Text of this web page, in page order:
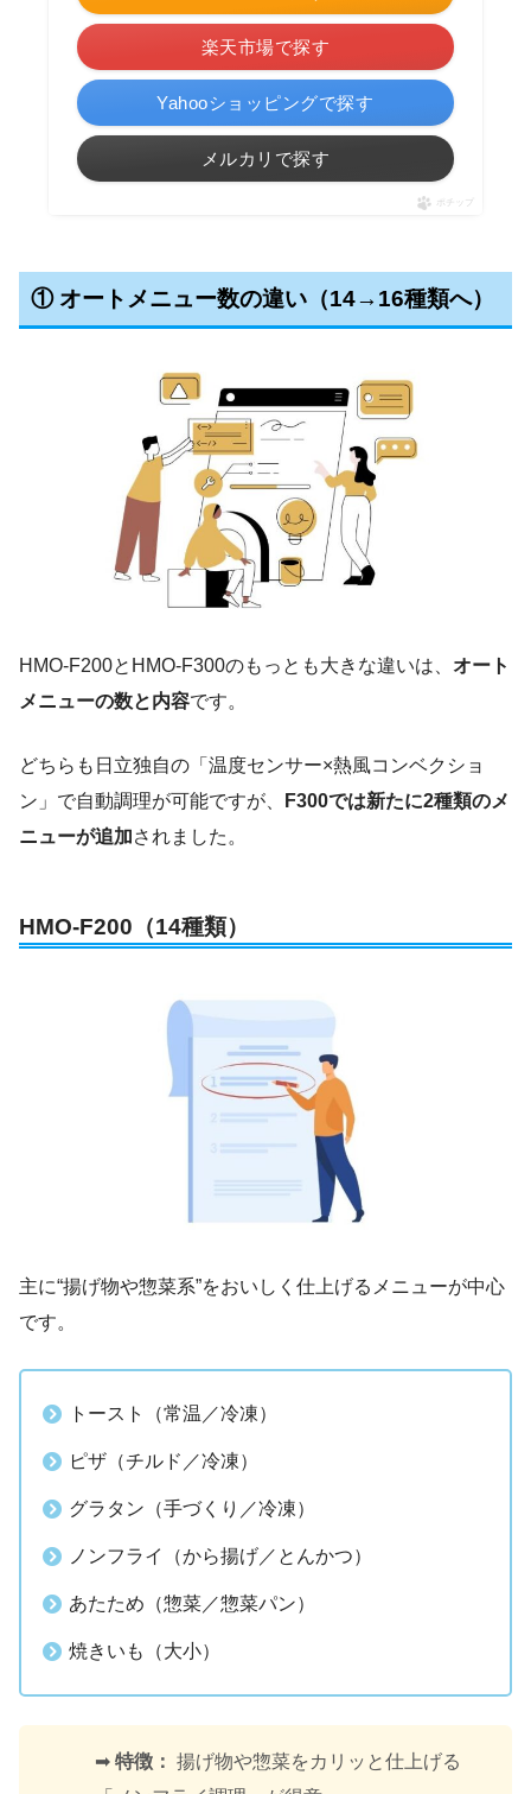
楽天市場で探す
Yahooショッピングで探す
メルカリで探す
ポチップ
① オートメニュー数の違い（14→16種類へ）
HMO-F200とHMO-F300のもっとも大きな違いは、 オート
メニューの数と内容です。
どちらも日立独自の「温度センサー×熱風コンベクショ
ン」で自動調理が可能ですが、
F300では新たに2種類のメ
ニューが追加されました。
HMO-F200（14種類）
主に“揚げ物や惣菜系”をおいしく仕上げるメニューが中心
です。
トースト（常温／冷凍）
ピザ（チルド／冷凍）
グラタン（手づくり／冷凍）
ノンフライ（から揚げ／とんかつ）
あたため（惣菜／惣菜パン）
焼きいも（大小）
➡ 特徴： 揚げ物や惣菜をカリッと仕上げる